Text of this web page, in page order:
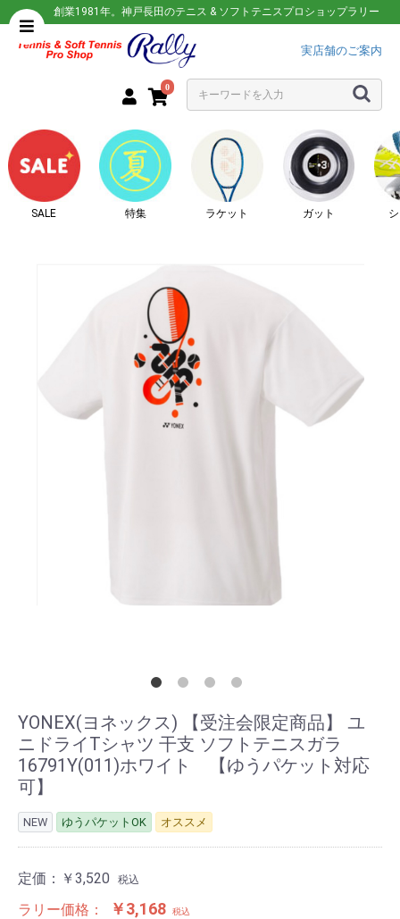
創業1981年。神戸長田のテニス & ソフトテニスプロショップラリー
実店舗のご案内
0
SALE 特集 ラケット ガット
YONEX(ヨネックス) 【受注会限定商品】 ユ
ニドライTシャツ 干支 ソフトテニスガラ
16791Y(011)ホワイト 【ゆうパケット対応
可】
NEW ゆうパケットOK オススメ
定価： ￥3,520 税込
ラリー価格： ￥3,168 税込